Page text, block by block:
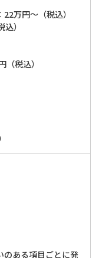
万円～（税込）
）
税込）
のある項目ごとに発